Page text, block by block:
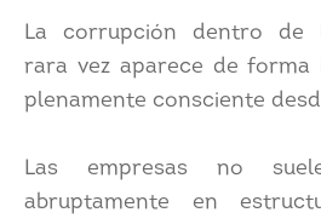
La corrupción dentro de
rara vez aparece de forma
plenamente consciente
Las empresas no
abruptamente en